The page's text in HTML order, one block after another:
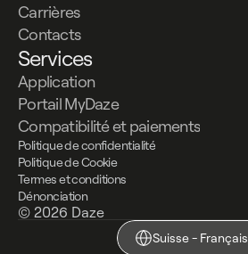
Carrières
Contacts
Services
Application
Portail MyDaze
Compatibilité et paiements
© 2026 Daze
Politique de confidentialité
Politique de Cookie
Termes et conditions
Dénonciation
Suisse - Français